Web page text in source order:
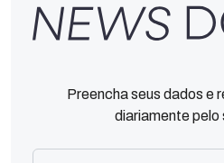
Preencha seus dados e
diariamente pelo